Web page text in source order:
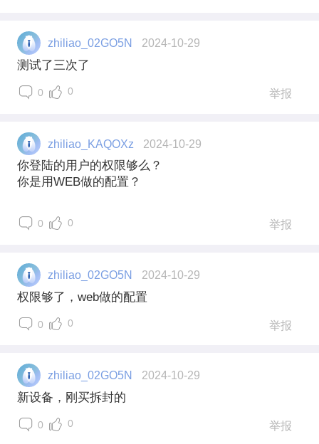
zhiliao_02GO5N 2024-10-29
测试了三次了
0 0 举报
zhiliao_KAQOXz 2024-10-29
你登陆的用户的权限够么？
你是用WEB做的配置？
0 0 举报
zhiliao_02GO5N 2024-10-29
权限够了，web做的配置
0 0 举报
zhiliao_02GO5N 2024-10-29
新设备，刚买拆封的
0 0 举报